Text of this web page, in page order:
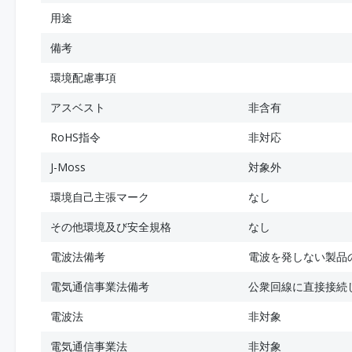
用途
備考
環境配慮事項
アスベスト
非含有
RoHS指令
非対応
J-Moss
対象外
環境自己主張マーク
なし
その他環境及び安全規格
なし
電波法備考
電波を発しない製品
電気通信事業法備考
公衆回線に直接接続
電波法
非対象
電気通信事業法
非対象